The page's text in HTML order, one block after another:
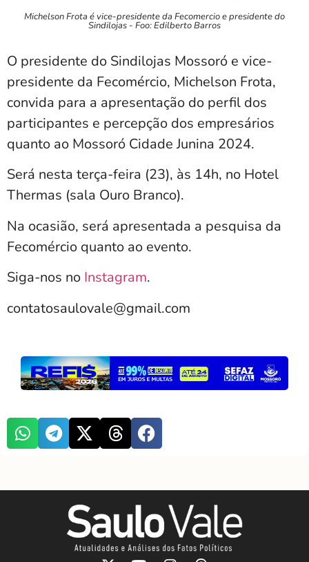
Michelson Frota é vice-presidente da Fecomercio e presidente do
Sindilojas - Foo: Edilberto Barros
O presidente do Sindilojas Mossoró e vice-
presidente da Fecomércio, Michelson Frota,
convida para a apresentação do perfil dos
participantes e percepção dos empresários
quanto ao Mossoró Cidade Junina 2024.
Será nesta terça-feira (23), às 14h, no Hotel
Thermas (sala Ouro Branco).
Na ocasião, será apresentada a pesquisa da
Fecomércio quanto ao evento.
Siga-nos no Instagram.
contatosaulovale@gmail.com